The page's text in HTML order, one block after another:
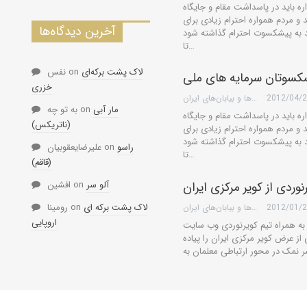
در پاسداشت مقام و جایگاه
مردم همواره احترام زیادی برای
پیشکسوت احترام گذاشته شود
تا…
سرمایه های ملی
گروه کویرها و بیابان‌های ایران 2012/04/
در پاسداشت مقام و جایگاه
مردم همواره احترام زیادی برای
پیشکسوت احترام گذاشته شود
تا…
از کویر مرکزی ایران
گروه کویرها و بیابان‌های ایران 2012/01/
همراه تیم کویرنوردی وب سایت
دارند در تاریخ 20 آبان ماه 1388 نیمی از عرض کویر مرکزی ایران را پیاده
آخرین دیدگاه‌ها
نفس on لاک پشت برکه‌ای
خزری
به تو چه on مار آبی
(ناتریکس)
علیرضایعقوبیان on راسو
(قاقم)
افشین on آلو سر
رومینا on لاک پشت برکه ای
اروپایی